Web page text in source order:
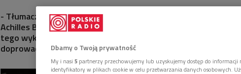
- Tłumaczenia tekstu dokonał pochodzący z Italii przyjaciel
Achilles Bonoldi. To właśnie jego tłumaczeniem posiłkujemy
tego wykonania - mówił w Dwójce dyrygent, który jako
doprowadził do wystawienia "Halki" w języku włoskim.
Dbamy o Twoją prywatność
My i nasi 5 partnerzy przechowujemy lub uzyskujemy dostęp do
identyfikatory w plikach cookie w celu przetwarzania danych osobowych.